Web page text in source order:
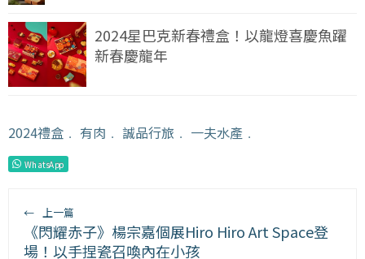
2024星巴克新春禮盒！以龍燈喜慶魚躍
新春慶龍年
2024禮盒 ﹒ 有肉 ﹒ 誠品行旅 ﹒ 一夫水產 ﹒
WhatsApp
← 上一篇
《閃耀赤子》楊宗嘉個展Hiro Hiro Art Space登
場！以手捏瓷召喚內在小孩